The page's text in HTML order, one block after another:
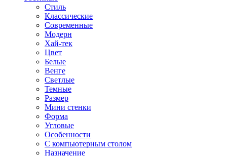
Стиль
Классические
Современные
Модерн
Хай-тек
Цвет
Белые
Венге
Светлые
Темные
Размер
Мини стенки
Форма
Угловые
Особенности
С компьютерным столом
Назначение